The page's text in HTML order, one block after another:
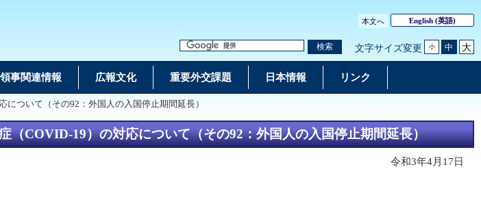
本文へ English(英語)
検索 文字サイズ変更 小 中 大
領事関連情報 広報文化 重要外交課題 日本情報 リンク
ついて（その92：外国人の入国停止期間延長）
COVID-19）の対応について（その92：外国人の入国停止期間延長）
令和3年4月17日